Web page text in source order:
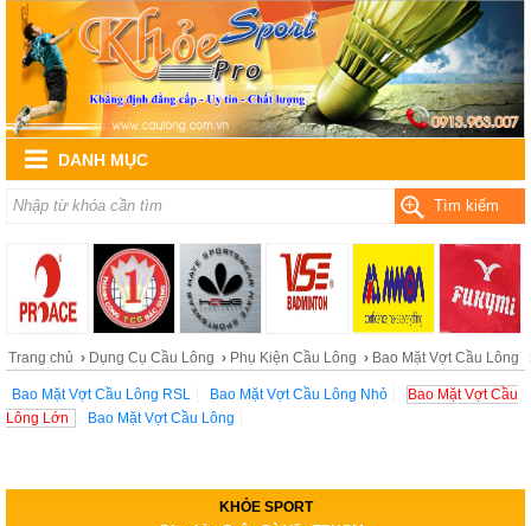
DANH MỤC
Tìm kiếm
Trang chủ › Dụng Cụ Cầu Lông › Phụ Kiện Cầu Lông › Bao Mặt Vợt Cầu Lông
Bao Mặt Vợt Cầu Lông RSL Bao Mặt Vợt Cầu Lông Nhỏ
Bao Mặt Vợt Cầu
Lông Lớn
Bao Mặt Vợt Cầu Lông
KHỎE SPORT